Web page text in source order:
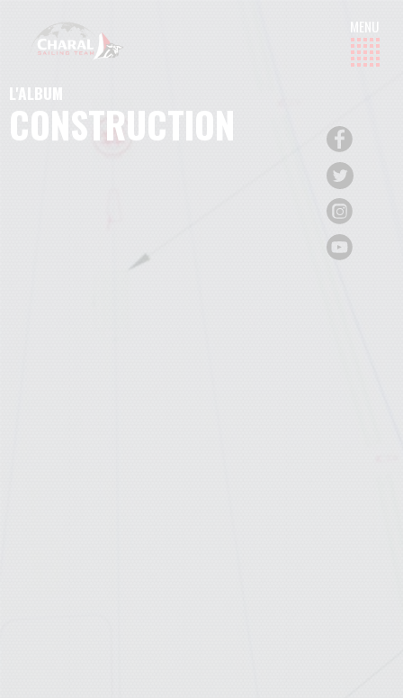
L'ALBUM
CONSTRUCTION